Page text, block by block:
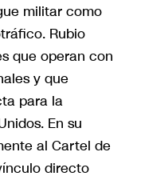
militar como
Rubio
que operan con
y que
para la
En su
al Cartel de
directo